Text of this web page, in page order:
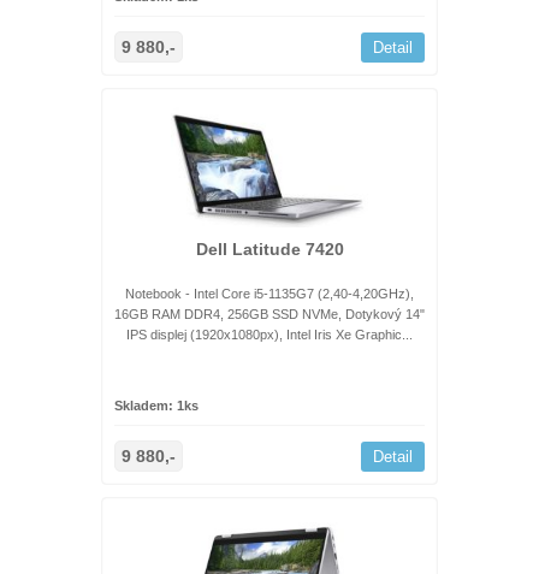
9 880,- Detail
Dell Latitude 7420
Notebook - Intel Core i5-1135G7 (2,40-4,20GHz),
16GB RAM DDR4, 256GB SSD NVMe, Dotykový 14"
IPS displej (1920x1080px), Intel Iris Xe Graphic...
Skladem: 1ks
9 880,- Detail